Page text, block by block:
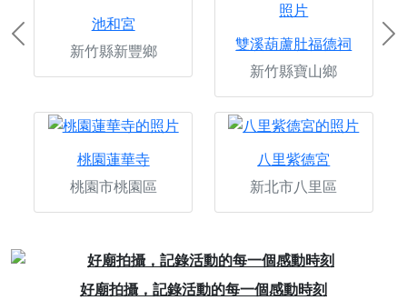
池和宮
新竹縣新豐鄉
雙溪葫蘆肚福德祠
新竹縣寶山鄉
桃園蓮華寺
桃園市桃園區
八里紫德宮
新北市八里區
Previous
加入粉絲團，一起跟我們推廣宮廟文化
Previous